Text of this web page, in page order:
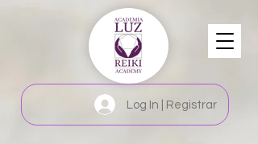
Log In | Registrar